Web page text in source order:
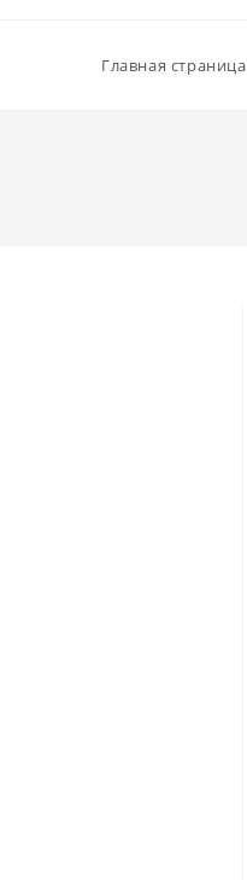
Главная страница